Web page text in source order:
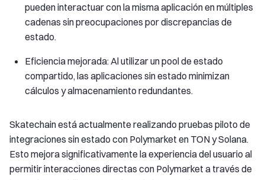
pueden interactuar con la misma aplicación en múltiples
cadenas sin preocupaciones por discrepancias de
estado.
Eficiencia mejorada: Al utilizar un pool de estado
compartido, las aplicaciones sin estado minimizan
cálculos y almacenamiento redundantes.
Skatechain está actualmente realizando pruebas piloto de
integraciones sin estado con Polymarket en TON y Solana.
Esto mejora significativamente la experiencia del usuario al
permitir interacciones directas con Polymarket a través de